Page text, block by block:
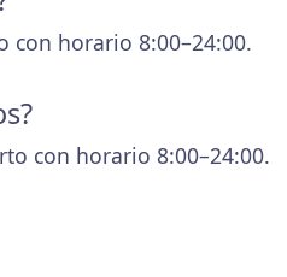
con horario 8:00–24:00.
con horario 8:00–24:00.